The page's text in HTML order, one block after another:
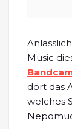
Music
dort das
welches